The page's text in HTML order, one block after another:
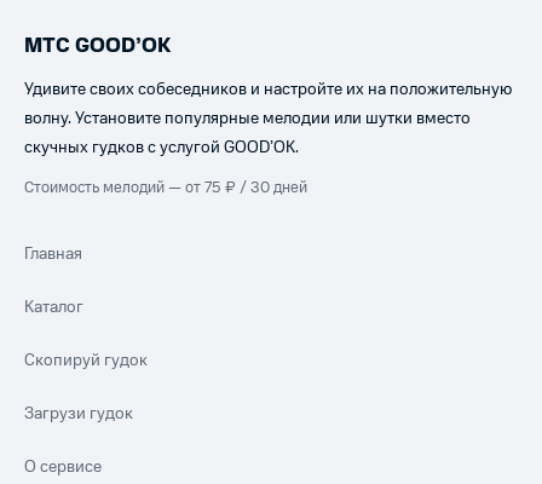
МТС GOOD’OK
Удивите своих собеседников и настройте их на положительную
волну. Установите популярные мелодии или шутки вместо
скучных гудков с услугой GOOD’OK.
Стоимость мелодий — от 75 ₽ / 30 дней
Главная
Каталог
Скопируй гудок
Загрузи гудок
О сервисе